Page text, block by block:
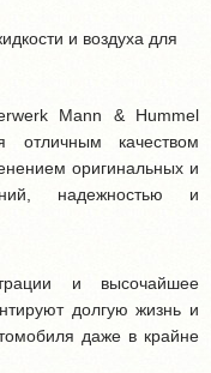
и воздуха для
Mann & Hummel
отличным качеством
оригинальных и
надежностью и
и высочайшее
долгую жизнь и
даже в крайне